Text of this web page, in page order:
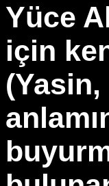
Yüce
için
(Yasin,